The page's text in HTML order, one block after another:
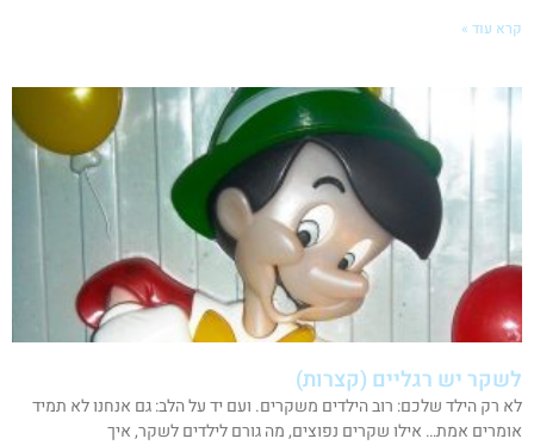
קרא עוד »
לשקר יש רגליים (קצרות)
לא רק הילד שלכם: רוב הילדים משקרים. ועם יד על הלב: גם אנחנו לא תמיד
אומרים אמת… אילו שקרים נפוצים, מה גורם לילדים לשקר, איך